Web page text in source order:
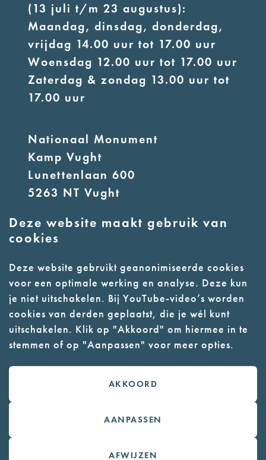
Deze website maakt gebruik van
cookies
Deze website gebruikt geanonimiseerde cookies
voor een optimale werking en analyse. Deze kun
je niet uitschakelen. Bij YouTube-video’s worden
cookies van derden geplaatst, die je wél kunt
uitschakelen. Klik op "Akkoord" om hiermee in te
stemmen of op "Aanpassen" voor meer opties.
AKKOORD
AANPASSEN
AFWIJZEN
(13 juli t/m 23 augustus):
Maandag, dinsdag, donderdag,
vrijdag 14.00 uur tot 17.00 uur
Woensdag 12.00 uur tot 17.00 uur
Zaterdag & zondag 13.00 uur tot
17.00 uur
Nationaal Monument
Kamp Vught
Lunettenlaan 600
5263 NT Vught
E:info@nmkampvught.nl
- Parkeer in de vakken of in de
parkeergarage (begane grond)
- Alleen geleidehonden
toegestaan